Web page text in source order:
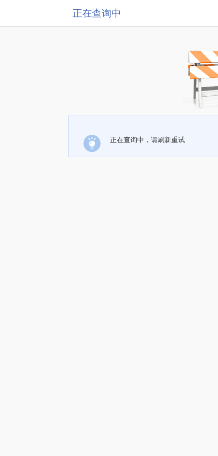
正在查询中
正在查询中，请刷新重试